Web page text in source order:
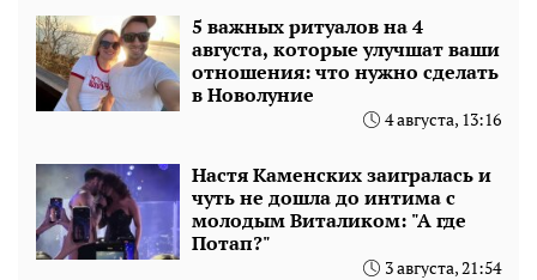
5 важных ритуалов на 4
августа, которые улучшат ваши
отношения: что нужно сделать
в Новолуние
4 августа, 13:16
Настя Каменских заигралась и
чуть не дошла до интима с
молодым Виталиком: "А где
Потап?"
3 августа, 21:54